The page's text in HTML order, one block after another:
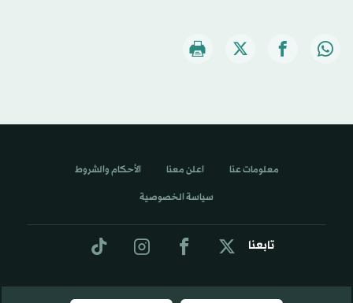
تابعنا
معلومات عنا اعلن معنا الأحكام والشروط
سياسة الخصوصية